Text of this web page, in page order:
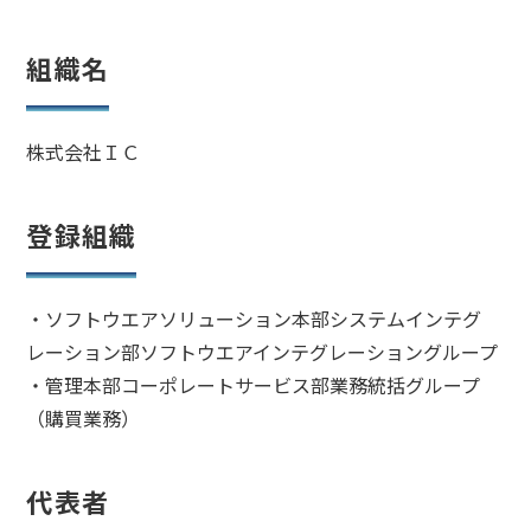
組織名
株式会社ＩＣ
登録組織
・ソフトウエアソリューション本部システムインテグ
レーション部ソフトウエアインテグレーショングループ
・管理本部コーポレートサービス部業務統括グループ
（購買業務）
代表者